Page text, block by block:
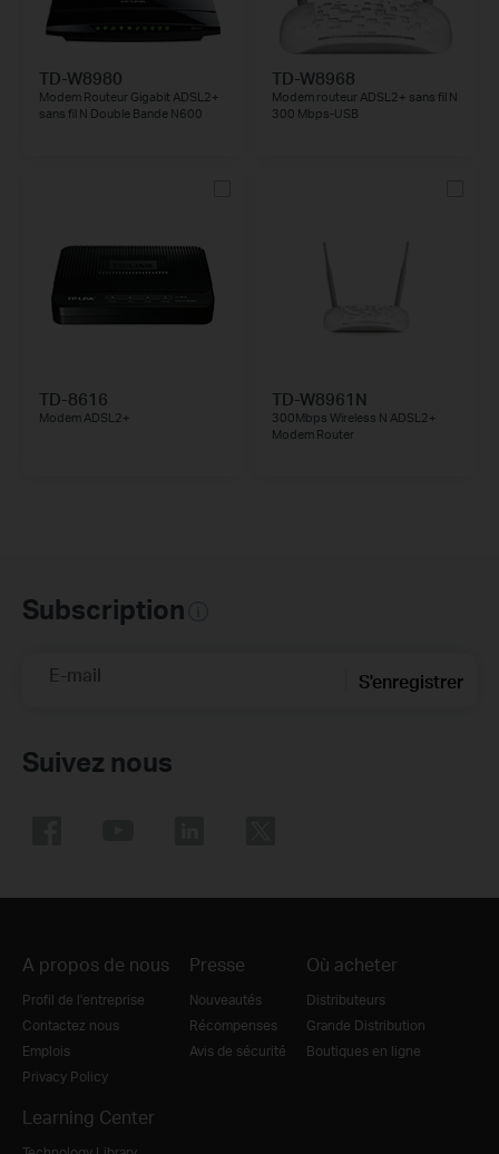
TD-W8980
Modem Routeur Gigabit ADSL2+
sans fil N Double Bande N600
TD-W8968
Modem routeur ADSL2+ sans fil N
300 Mbps-USB
TD-8616
Modem ADSL2+
TD-W8961N
300Mbps Wireless N ADSL2+
Modem Router
Subscription
E-mail S'enregistrer
Suivez nous
A propos de nous
Profil de l'entreprise
Contactez nous
Emplois
Privacy Policy
Presse
Nouveautés
Récompenses
Avis de sécurité
Où acheter
Distributeurs
Grande Distribution
Boutiques en ligne
Learning Center